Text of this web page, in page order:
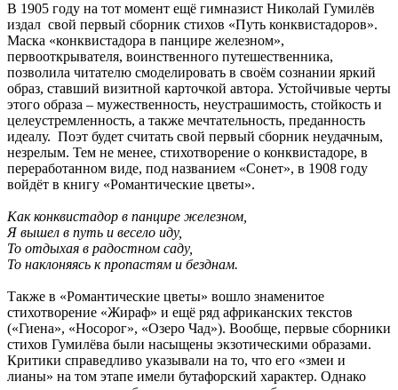
В 1905 году на тот момент ещё гимназист Николай Гумилёв
издал свой первый сборник стихов «Путь конквистадоров».
Маска «конквистадора в панцире железном»,
первооткрывателя, воинственного путешественника,
позволила читателю смоделировать в своём сознании яркий
образ, ставший визитной карточкой автора. Устойчивые черты
этого образа – мужественность, неустрашимость, стойкость и
целеустремленность, а также мечтательность, преданность
идеалу. Поэт будет считать свой первый сборник неудачным,
незрелым. Тем не менее, стихотворение о конквистадоре, в
переработанном виде, под названием «Сонет», в 1908 году
войдёт в книгу «Романтические цветы».
Как конквистадор в панцире железном,
Я вышел в путь и весело иду,
То отдыхая в радостном саду,
То наклоняясь к пропастям и безднам.
Также в «Романтические цветы» вошло знаменитое
стихотворение «Жираф» и ещё ряд африканских текстов
(«Гиена», «Носорог», «Озеро Чад»). Вообще, первые сборники
стихов Гумилёва были насыщены экзотическими образами.
Критики справедливо указывали на то, что его «змеи и
лианы» на том этапе имели бутафорский характер. Однако